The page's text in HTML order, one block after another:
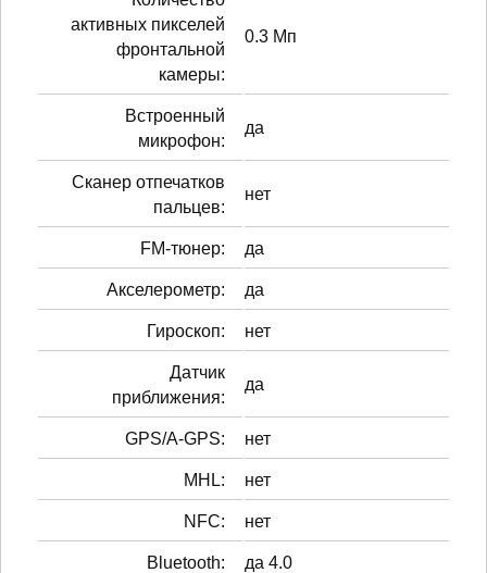
активных пикселей
фронтальной
камеры:
0.3 Мп
Встроенный
микрофон:
да
Сканер отпечатков
пальцев:
нет
FM-тюнер: да
Акселерометр: да
Гироскоп: нет
Датчик
приближения:
да
GPS/A-GPS: нет
MHL: нет
NFC: нет
Bluetooth: да 4.0